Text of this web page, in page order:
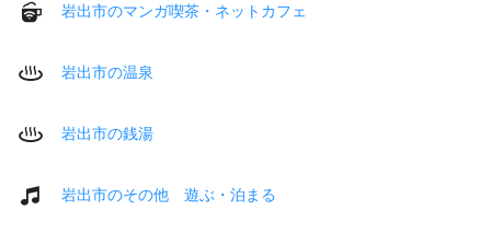
岩出市のマンガ喫茶・ネットカフェ
岩出市の温泉
岩出市の銭湯
岩出市のその他 遊ぶ・泊まる